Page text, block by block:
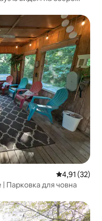
Середня
4,91 (32)
Парковка для човна